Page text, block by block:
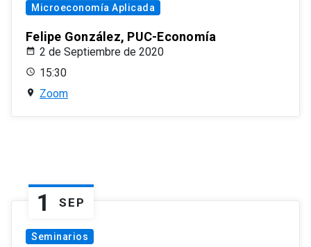
Microeconomía Aplicada
Felipe González, PUC-Economía
2 de Septiembre de 2020
15:30
Zoom
1 SEP
Seminarios